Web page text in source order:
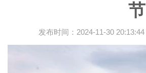
节
发布时间：2024-11-30 20:13:44